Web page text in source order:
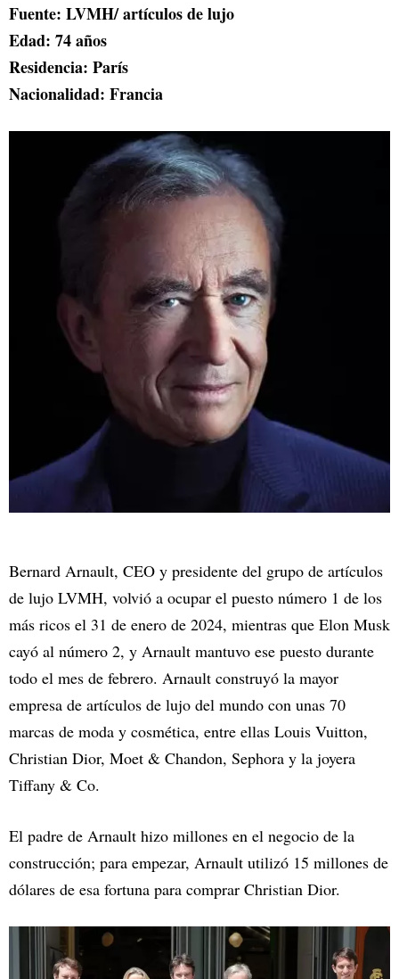
Fuente: LVMH/ artículos de lujo
Edad: 74 años
Residencia: París
Nacionalidad: Francia
Bernard Arnault, CEO y presidente del grupo de artículos
de lujo LVMH, volvió a ocupar el puesto número 1 de los
más ricos el 31 de enero de 2024, mientras que Elon Musk
cayó al número 2, y Arnault mantuvo ese puesto durante
todo el mes de febrero. Arnault construyó la mayor
empresa de artículos de lujo del mundo con unas 70
marcas de moda y cosmética, entre ellas Louis Vuitton,
Christian Dior, Moet & Chandon, Sephora y la joyera
Tiffany & Co.
El padre de Arnault hizo millones en el negocio de la
construcción; para empezar, Arnault utilizó 15 millones de
dólares de esa fortuna para comprar Christian Dior.